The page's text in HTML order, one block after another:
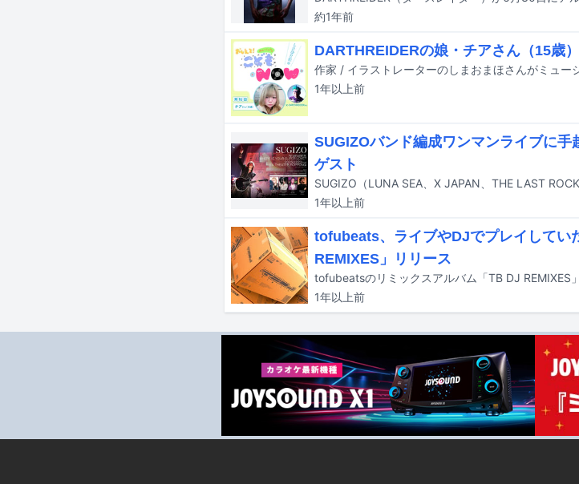
約1年前
DARTHREIDERの娘・チアさん（15歳
1年以上前
SUGIZOバンド編成ワンマンライブに
ゲスト
1年以上前
tofubeats、ライブやDJでプレイしてい
REMIXES」リリース
tofubeatsのリミックスアルバム「TB DJ REMIXES
1年以上前